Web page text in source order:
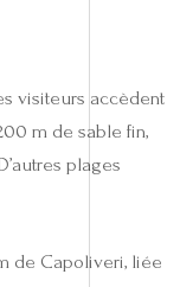
visiteurs accèdent
m de sable fin,
plages
de Capoliveri, liée